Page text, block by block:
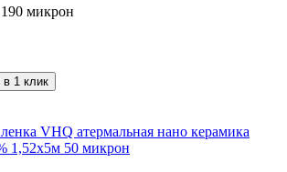
190 микрон
в 1 клик